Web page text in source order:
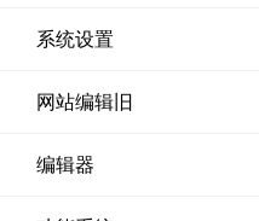
系统设置
网站编辑旧
编辑器